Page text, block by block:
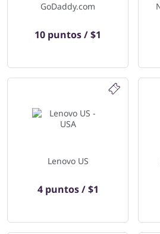
GoDaddy.com
10 puntos / $1
Lenovo US
4 puntos / $1